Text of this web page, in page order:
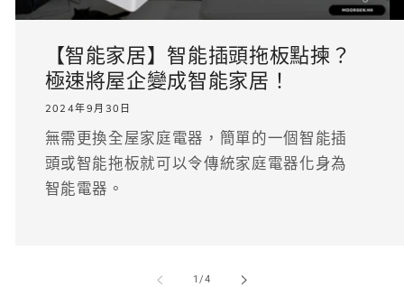
【智能家居】智能插頭拖板點揀？
極速將屋企變成智能家居！
2024年9月30日
無需更換全屋家庭電器，簡單的一個智能插
頭或智能拖板就可以令傳統家庭電器化身為
智能電器。
1//4